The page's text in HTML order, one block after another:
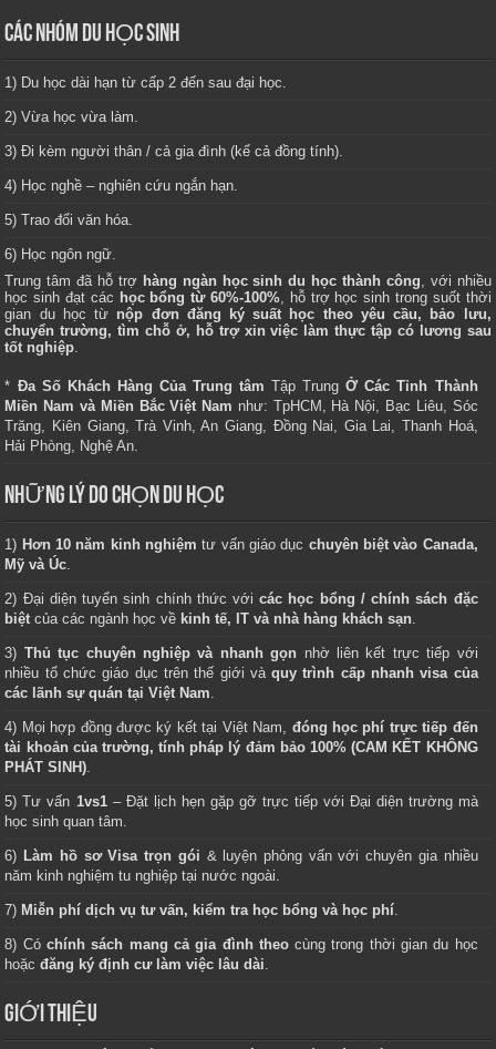
CÁC NHÓM DU HỌC SINH
1) Du học dài hạn từ cấp 2 đến sau đại học.
2) Vừa học vừa làm.
3) Đi kèm người thân / cả gia đình (kể cả đồng tính).
4) Học nghề – nghiên cứu ngắn hạn.
5) Trao đổi văn hóa.
6) Học ngôn ngữ.
Trung tâm đã hỗ trợ hàng ngàn học sinh du học thành công, với nhiều
học sinh đạt các học bổng từ 60%-100%, hỗ trợ học sinh trong suốt thời
gian du học từ nộp đơn đăng ký suất học theo yêu cầu, bảo lưu,
chuyển trường, tìm chỗ ở, hỗ trợ xin việc làm thực tập có lương sau
tốt nghiệp.
* Đa Số Khách Hàng Của Trung tâm Tập TrungỞ Các Tỉnh Thành
Miền Nam và Miền Bắc Việt Nam như: TpHCM, Hà Nội, Bạc Liêu, Sóc
Trăng, Kiên Giang, Trà Vinh, An Giang, Đồng Nai, Gia Lai, Thanh Hoá,
Hải Phòng, Nghệ An.
NHỮNG LÝ DO CHỌN DU HỌC
1) Hơn 10 năm kinh nghiệm tư vấn giáo dục chuyên biệt vào Canada,
Mỹ và Úc.
2) Đại diện tuyển sinh chính thức vớicác học bổng / chính sách đặc
biệt của các ngành học về kinh tế, IT và nhà hàng khách sạn.
3) Thủ tục chuyên nghiệp và nhanh gọn nhờ liên kết trực tiếp với
nhiều tổ chức giáo dục trên thế giới vàquy trình cấp nhanh visa của
các lãnh sự quán tại Việt Nam.
4) Mọi hợp đồng được ký kết tại Việt Nam, đóng học phí trực tiếp đến
tài khoản của trường, tính pháp lý đảm bảo 100% (CAM KẾT KHÔNG
PHÁT SINH).
5) Tư vấn 1vs1– Đặt lịch hẹn gặp gỡ trực tiếp với Đại diện trường mà
học sinh quan tâm.
6) Làm hồ sơ Visa trọn gói & luyện phỏng vấn với chuyên gia nhiều
năm kinh nghiệm tu nghiệp tại nước ngoài.
7) Miễn phí dịch vụ tư vấn, kiểm tra học bổng và học phí.
8) Cóchính sách mang cả gia đình theocùng trong thời gian du học
hoặcđăng ký định cư làm việc lâu dài.
GIỚI THIỆU